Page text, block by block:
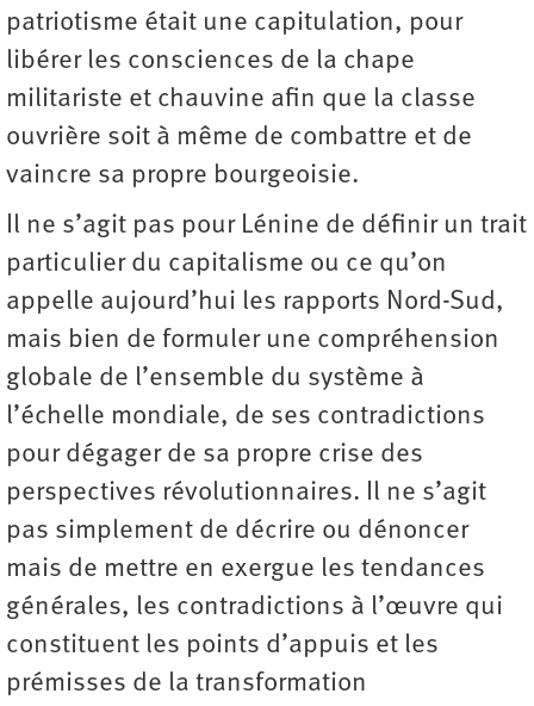
patriotisme était une capitulation, pour
libérer les consciences de la chape
militariste et chauvine afin que la classe
ouvrière soit à même de combattre et de
vaincre sa propre bourgeoisie.
Il ne s’agit pas pour Lénine de définir un trait
particulier du capitalisme ou ce qu’on
appelle aujourd’hui les rapports Nord-Sud,
mais bien de formuler une compréhension
globale de l’ensemble du système à
l’échelle mondiale, de ses contradictions
pour dégager de sa propre crise des
perspectives révolutionnaires. Il ne s’agit
pas simplement de décrire ou dénoncer
mais de mettre en exergue les tendances
générales, les contradictions à l’œuvre qui
constituent les points d’appuis et les
prémisses de la transformation